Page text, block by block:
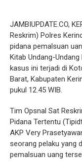
JAMBIUPDATE.CO,
Reskrim) Polres
pidana pemalsuan
Kitab Undang-Undang
kasus ini terjadi di
Barat, Kabupaten
pukul 12.45 WIB.
Tim Opsnal Sat
Pidana Tertentu
AKP Very
seorang pelaku yang
pemalsuan uang